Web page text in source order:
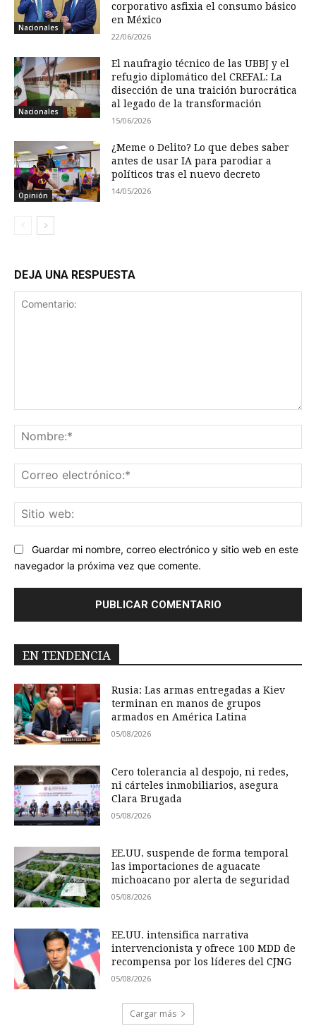
Nacionales
corporativo asfixia el consumo básico
en México
22/06/2026
Nacionales
El naufragio técnico de las UBBJ y el
refugio diplomático del CREFAL: La
disección de una traición burocrática
al legado de la transformación
15/06/2026
Opinión
¿Meme o Delito? Lo que debes saber
antes de usar IA para parodiar a
políticos tras el nuevo decreto
14/05/2026
DEJA UNA RESPUESTA
Guardar mi nombre, correo electrónico y sitio web en este
navegador la próxima vez que comente.
EN TENDENCIA
Rusia: Las armas entregadas a Kiev
terminan en manos de grupos
armados en América Latina
05/08/2026
Cero tolerancia al despojo, ni redes,
ni cárteles inmobiliarios, asegura
Clara Brugada
05/08/2026
EE.UU. suspende de forma temporal
las importaciones de aguacate
michoacano por alerta de seguridad
05/08/2026
EE.UU. intensifica narrativa
intervencionista y ofrece 100 MDD de
recompensa por los líderes del CJNG
05/08/2026
Cargar más